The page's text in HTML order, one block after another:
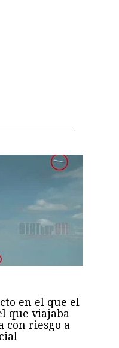
en el que el
que viajaba
con riesgo a